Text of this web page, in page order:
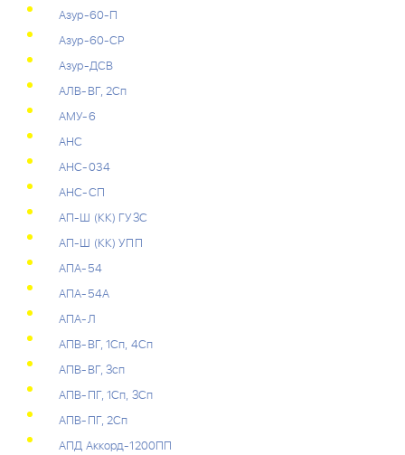
Азур-60-П
Азур-60-СР
Азур-ДСВ
АЛВ-ВГ, 2Сп
АМУ-6
АНС
АНС-034
АНС-СП
АП-Ш (КК) ГУЗС
АП-Ш (КК) УПП
АПА-54
АПА-54А
АПА-Л
АПВ-ВГ, 1Сп, 4Сп
АПВ-ВГ, Зсп
АПВ-ПГ, 1Сп, ЗСп
АПВ-ПГ, 2Сп
АПД Аккорд-1200ПП